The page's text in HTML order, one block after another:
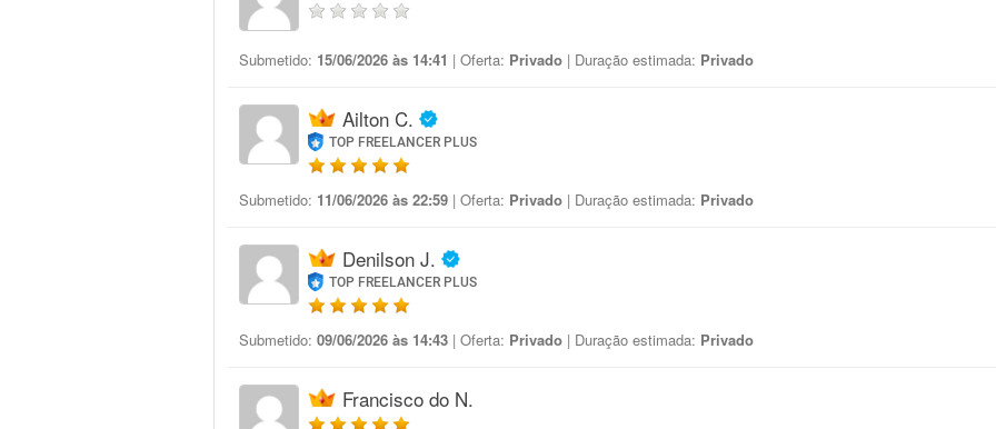
Submetido: 15/06/2026 às 14:41 | Oferta: Privado | Duração estimada: Privado
Ailton C.
TOP FREELANCER PLUS
Submetido: 11/06/2026 às 22:59 | Oferta: Privado | Duração estimada: Privado
Denilson J.
TOP FREELANCER PLUS
Submetido: 09/06/2026 às 14:43 | Oferta: Privado | Duração estimada: Privado
Francisco do N.